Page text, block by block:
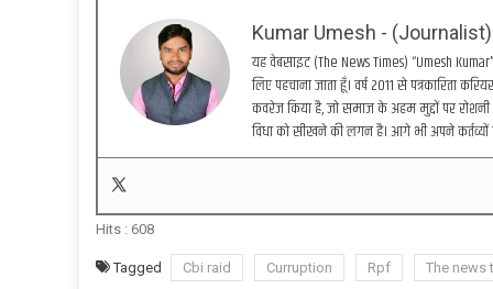
Kumar Umesh - (Journalist)
यह वेबसाइट (The News Times) “Umesh
लिए पहचाना जाता हूँ। वर्ष 2011 से पत्रकारिता
कवरेज किया है, जो समाज के अहम मुद्दों पर रोशनी
विधा को सीखने की लगन है। आगे भी अपने
Hits : 608
Tagged Cbi raid Curruption Rpf The news